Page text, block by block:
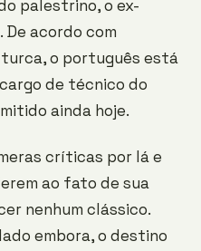
palestrino, o ex-
acordo com
o português está
de técnico do
ainda hoje.
críticas por lá e
ao fato de sua
nenhum clássico.
embora, o destino